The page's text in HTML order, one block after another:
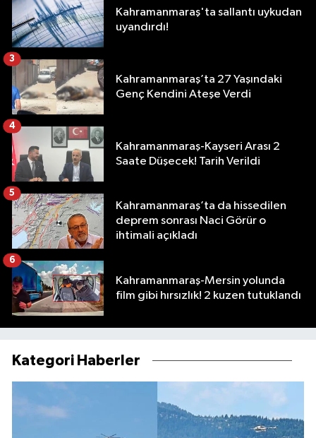
Kahramanmaraş'ta sallantı uykudan
uyandırdı!
Kahramanmaraş’ta 27 Yaşındaki
Genç Kendini Ateşe Verdi
3
Kahramanmaraş-Kayseri Arası 2
Saate Düşecek! Tarih Verildi
4
Kahramanmaraş’ta da hissedilen
deprem sonrası Naci Görür o
ihtimali açıkladı
5
Kahramanmaraş-Mersin yolunda
film gibi hırsızlık! 2 kuzen tutuklandı
6
Kategori Haberler